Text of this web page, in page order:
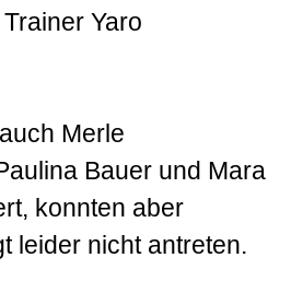
Yaro
Merle
Bauer und Mara
konnten aber
leider nicht antreten.